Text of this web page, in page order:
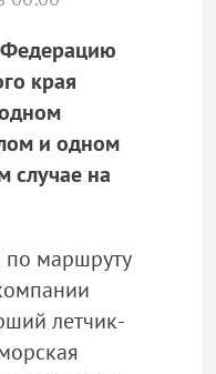
края
и одном
случае на
маршруту
летчик-